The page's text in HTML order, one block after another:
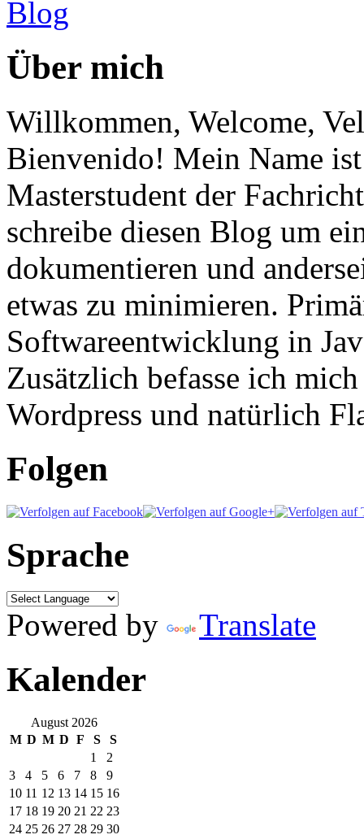
Über mich
Willkommen, Welcome,
Bienvenido! Mein Name
Masterstudent der
schreibe diesen Blog um
dokumentieren und
etwas zu minimieren.
Softwareentwicklung in
Zusätzlich befasse ich
Wordpress und natürlich
Folgen
Sprache
Powered by Translate
Kalender
August 2026
M D M D F S
S
1
2
3
4 5 6 7 8
9
10 11 12 13 14 15 16
17 18 19 20 21 22 23
24 25 26 27 28 29 30